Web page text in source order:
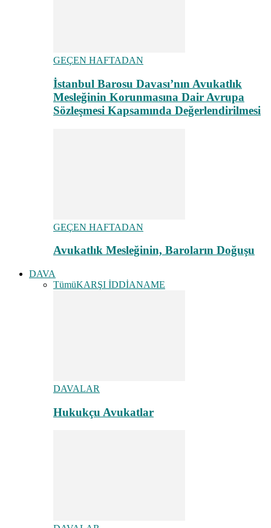
GEÇEN HAFTADAN
İstanbul Barosu Davası’nın Avukatlık
Mesleğinin Korunmasına Dair Avrupa
Sözleşmesi Kapsamında Değerlendirilmesi
GEÇEN HAFTADAN
Avukatlık Mesleğinin, Baroların Doğuşu
DAVA
TümüKARŞI İDDİANAME
DAVALAR
Hukukçu Avukatlar